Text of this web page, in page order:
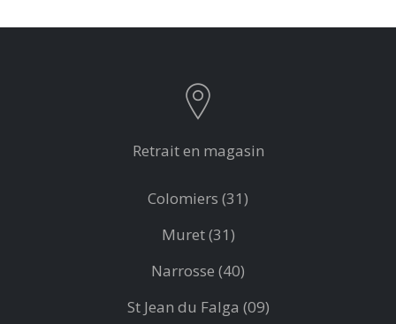
Retrait en magasin
Colomiers (31)
Muret (31)
Narrosse (40)
St Jean du Falga (09)